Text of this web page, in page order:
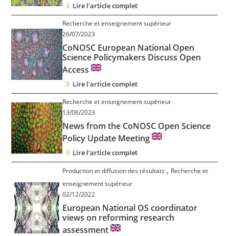
Lire l'article complet
Recherche et enseignement supérieur
26/07/2023
CoNOSC European National Open
Science Policymakers Discuss Open
Access
Lire l'article complet
Recherche et enseignement supérieur
13/06/2023
News from the CoNOSC Open Science
Policy Update Meeting
Lire l'article complet
Production et diffusion des résultats , Recherche et
enseignement supérieur
02/12/2022
European National OS coordinator
views on reforming research
assessment